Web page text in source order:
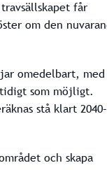
får
om den
omedelbart, med
som möjligt.
stå klart 2040–
och skapa